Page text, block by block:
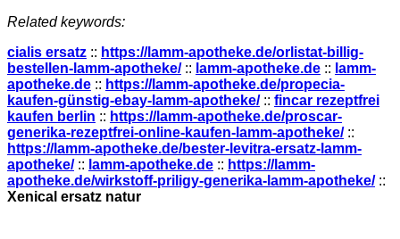
Related keywords:
cialis ersatz :: https://lamm-apotheke.de/orlistat-billig-
bestellen-lamm-apotheke/:: lamm-apotheke.de :: lamm-
apotheke.de :: https://lamm-apotheke.de/propecia-
kaufen-günstig-ebay-lamm-apotheke/:: fincar rezeptfrei
kaufen berlin :: https://lamm-apotheke.de/proscar-
generika-rezeptfrei-online-kaufen-lamm-apotheke/::
https://lamm-apotheke.de/bester-levitra-ersatz-lamm-
apotheke/:: lamm-apotheke.de :: https://lamm-
apotheke.de/wirkstoff-priligy-generika-lamm-apotheke/::
Xenical ersatz natur